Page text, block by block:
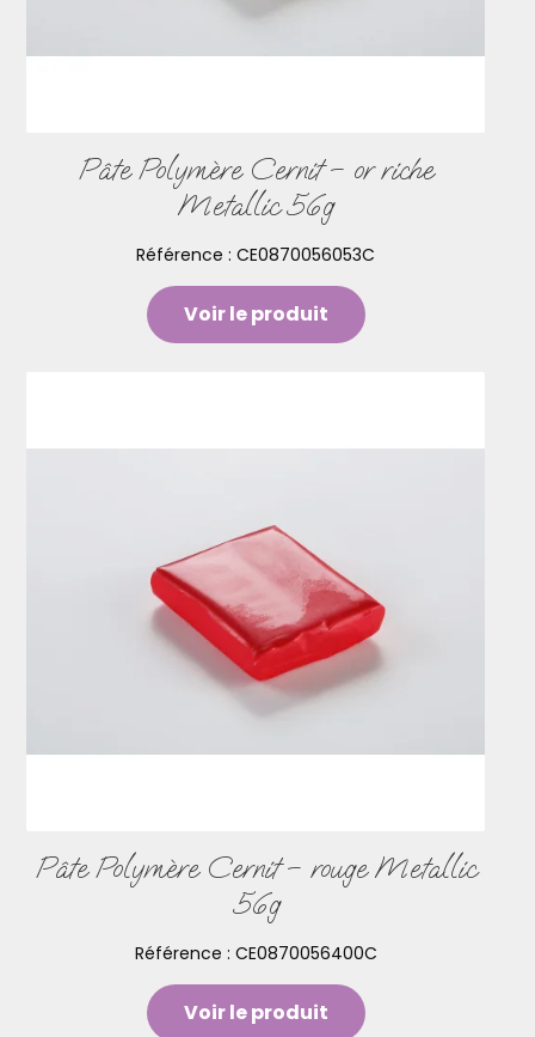
Pâte Polymère Cernit – or riche
Metallic 56g
Référence : CE0870056053C
Voir le produit
Pâte Polymère Cernit – rouge Metallic
56g
Référence : CE0870056400C
Voir le produit